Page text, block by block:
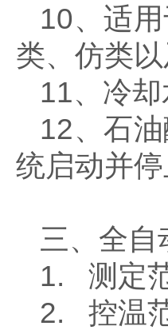
10、适
类、仿类
11、冷
12、石
统启动并
三、全
1. 测定
2. 控温